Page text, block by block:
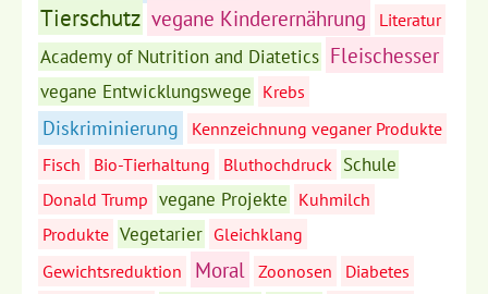
Tierschutz vegane Kinderernährung Literatur
Academy of Nutrition and Diatetics Fleischesser
vegane Entwicklungswege Krebs
Diskriminierung
Kennzeichnung veganer Produkte
Fisch
Bio-Tierhaltung Bluthochdruck Schule
Donald Trump vegane Projekte Kuhmilch
Produkte Vegetarier Gleichklang
Gewichtsreduktion
Moral Zoonosen
Diabetes